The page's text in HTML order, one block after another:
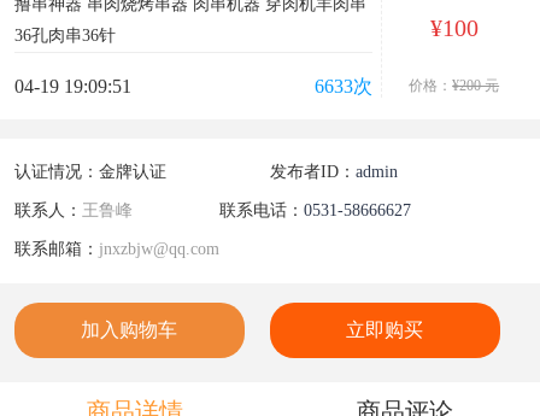
撸串神器 串肉烧烤串器 肉串机器 穿肉机羊肉串
36孔肉串36针
04-19 19:09:51 6633次
¥100
价格：¥200 元
认证情况： 金牌认证 发布者ID： admin
联系人： 王鲁峰 联系电话： 0531-58666627
联系邮箱： jnxzbjw@qq.com
加入购物车 立即购买